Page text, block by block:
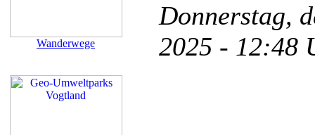
Wanderwege
Donnerstag,
2025 -